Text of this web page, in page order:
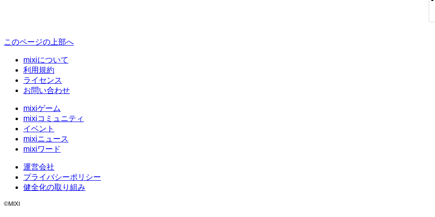
このページの上部へ
mixiについて
利用規約
ライセンス
お問い合わせ
mixiゲーム
mixiコミュニティ
イベント
mixiニュース
mixiワード
運営会社
プライバシーポリシー
健全化の取り組み
©MIXI